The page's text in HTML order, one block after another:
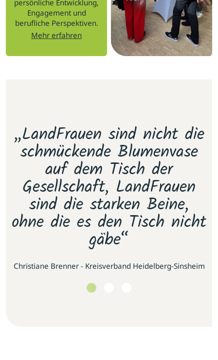
persönliche Entwicklung,
Engagement und
berufliche Perspektiven.
Mehr erfahren
„LandFrauen sind nicht die
schmückende Blumenvase
auf dem Tisch der
Gesellschaft, LandFrauen
sind die starken Beine,
ohne die es den Tisch nicht
gäbe“
Christiane Brenner - Kreisverband Heidelberg-Sinsheim